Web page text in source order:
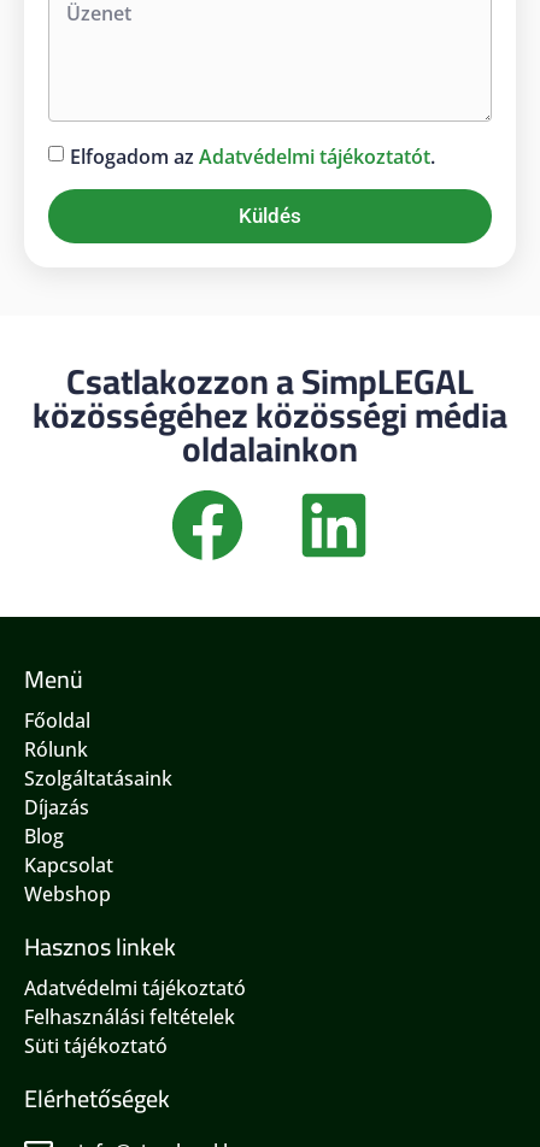
Elfogadom az Adatvédelmi tájékoztatót.
Küldés
Csatlakozzon a SimpLEGAL
közösségéhez közösségi média
oldalainkon
Elérhetőségek
Menü
Főoldal
Rólunk
Szolgáltatásaink
Díjazás
Blog
Kapcsolat
Webshop
Hasznos linkek
Adatvédelmi tájékoztató
Felhasználási feltételek
Süti tájékoztató